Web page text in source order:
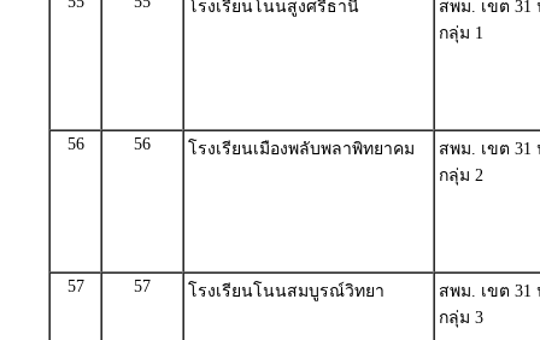
โรงเรียนโนนสูงศรีธานี
สพม. เขต
กลุ่ม 1
56 56 โรงเรียนเมืองพลับพลาพิทยาคม
สพม. เขต
กลุ่ม 2
57 57 โรงเรียนโนนสมบูรณ์วิทยา
สพม. เขต
กลุ่ม 3